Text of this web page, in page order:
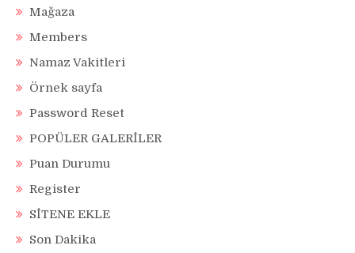
Mağaza
Members
Namaz Vakitleri
Örnek sayfa
Password Reset
POPÜLER GALERİLER
Puan Durumu
Register
SİTENE EKLE
Son Dakika